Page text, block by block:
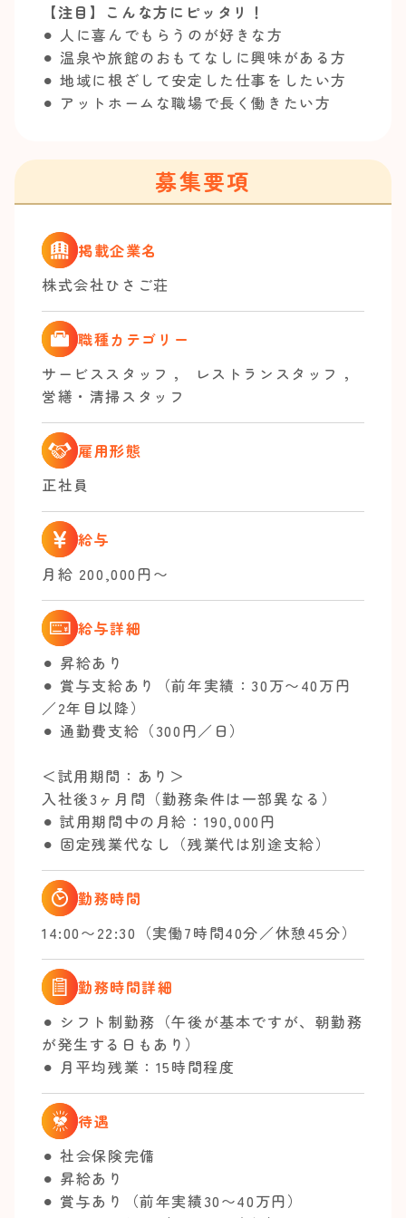
【注目】こんな方にピッタリ！
⚫︎ 人に喜んでもらうのが好きな方
⚫︎ 温泉や旅館のおもてなしに興味がある方
⚫︎ 地域に根ざして安定した仕事をしたい方
⚫︎ アットホームな職場で長く働きたい方
募集要項
掲載企業名
株式会社ひさご荘
職種カテゴリー
サービススタッフ ， レストランスタッフ ，
営繕・清掃スタッフ
雇用形態
正社員
給与
月給 200,000円〜
給与詳細
⚫︎ 昇給あり
⚫︎ 賞与支給あり（前年実績：30万〜40万円
／2年目以降）
⚫︎ 通勤費支給（300円／日）
＜試用期間：あり＞
入社後3ヶ月間（勤務条件は一部異なる）
⚫︎ 試用期間中の月給：190,000円
⚫︎ 固定残業代なし（残業代は別途支給）
勤務時間
14:00〜22:30（実働7時間40分／休憩45分）
勤務時間詳細
⚫︎ シフト制勤務（午後が基本ですが、朝勤務
が発生する日もあり）
⚫︎ 月平均残業：15時間程度
待遇
⚫︎ 社会保険完備
⚫︎ 昇給あり
⚫︎ 賞与あり（前年実績30〜40万円）